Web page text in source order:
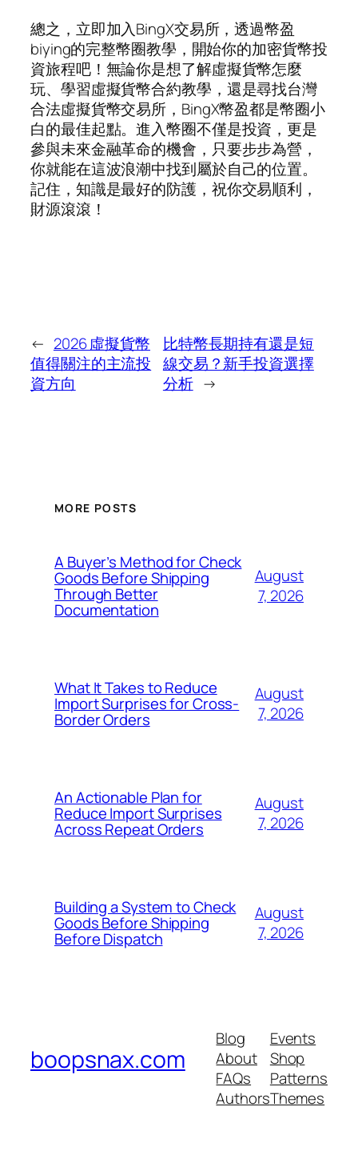
總之，立即加入BingX交易所，透過幣盈
biying的完整幣圈教學，開始你的加密貨幣投
資旅程吧！無論你是想了解虛擬貨幣怎麼
玩、學習虛擬貨幣合約教學，還是尋找台灣
合法虛擬貨幣交易所，BingX幣盈都是幣圈小
白的最佳起點。進入幣圈不僅是投資，更是
參與未來金融革命的機會，只要步步為營，
你就能在這波浪潮中找到屬於自己的位置。
記住，知識是最好的防護，祝你交易順利，
財源滾滾！
← 2026 虛擬貨幣
值得關注的主流投
資方向
比特幣長期持有還是短
線交易？新手投資選擇
分析 →
MORE POSTS
A Buyer’s Method for Check
Goods Before Shipping
Through Better
Documentation
August
7, 2026
What It Takes to Reduce
Import Surprises for Cross-
Border Orders
August
7, 2026
An Actionable Plan for
Reduce Import Surprises
Across Repeat Orders
August
7, 2026
Building a System to Check
Goods Before Shipping
Before Dispatch
August
7, 2026
boopsnax.com
Blog
About
FAQs
Authors
Events
Shop
Patterns
Themes